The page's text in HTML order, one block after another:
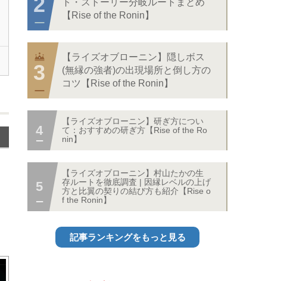
ト・ストーリー分岐ルートまとめ
【Rise of the Ronin】
【ライズオブローニン】隠しボス
(無縁の強者)の出現場所と倒し方の
コツ【Rise of the Ronin】
【ライズオブローニン】研ぎ方につい
て：おすすめの研ぎ方【Rise of the Ro
nin】
【ライズオブローニン】村山たかの生
存ルートを徹底調査 | 因縁レベルの上げ
方と比翼の契りの結び方も紹介【Rise o
f the Ronin】
記事ランキングをもっと見る